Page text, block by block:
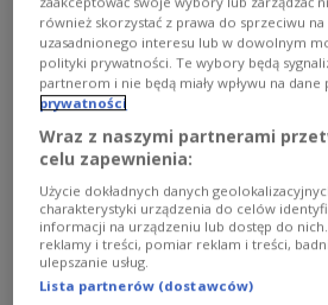
"Czerwony cesarz" - Mao
Nie bez przyczyny Mao Tse-Tung
krwawy przydomek. Jego
doprowadziły do śmierci 70
Zobacz więcej na temat:Czwórka
również skorzystać z prawa do sprzeciwu
uzasadnionego interesu lub w dowolnym
polityki prywatności. Te wybory będą
partnerom i nie będą miały wpływu na dane
prywatności
Wraz z naszymi partnerami
celu zapewnienia:
Użycie dokładnych danych
charakterystyki urządzenia do celów
informacji na urządzeniu lub dostęp do
reklamy i treści, pomiar reklam i treści,
ulepszanie usług.
Lista partnerów (dostawców)